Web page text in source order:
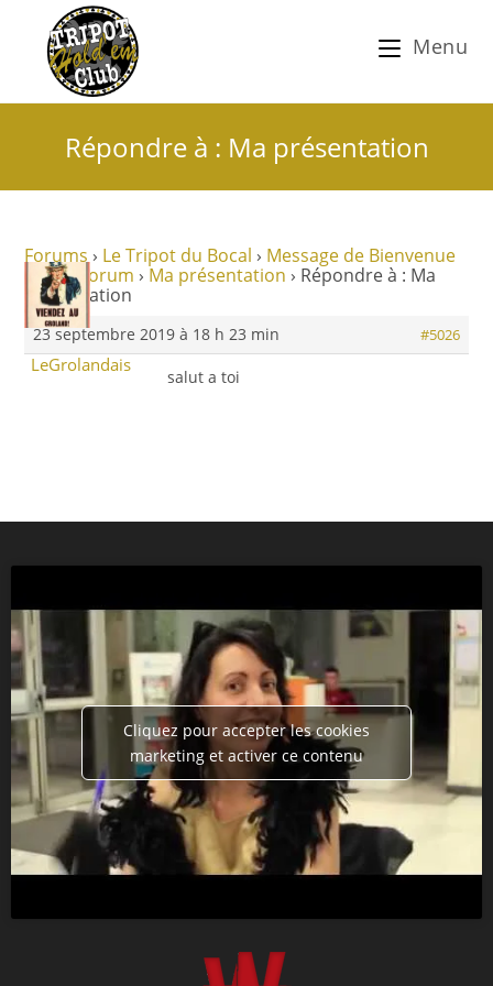
Menu
Répondre à : Ma présentation
Forums › Le Tripot du Bocal › Message de Bienvenue
sur ce Forum › Ma présentation › Répondre à : Ma
présentation
23 septembre 2019 à 18 h 23 min #5026
LeGrolandais
salut a toi
Cliquez pour accepter les cookies
marketing et activer ce contenu